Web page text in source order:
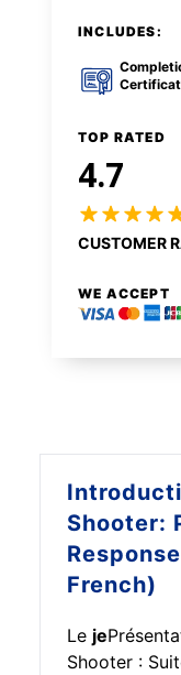
Shooter:
French)
Le je
Shooter :
INCLUDES:
TOP RATED
4.7
CUSTOMER
WE ACCEPT